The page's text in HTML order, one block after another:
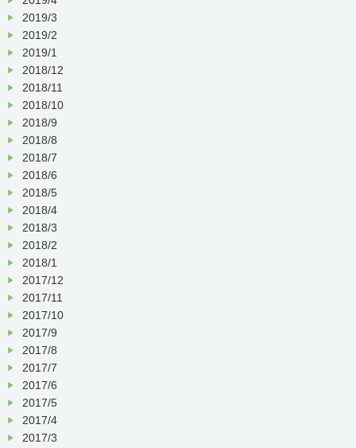
2019/3
2019/2
2019/1
2018/12
2018/11
2018/10
2018/9
2018/8
2018/7
2018/6
2018/5
2018/4
2018/3
2018/2
2018/1
2017/12
2017/11
2017/10
2017/9
2017/8
2017/7
2017/6
2017/5
2017/4
2017/3